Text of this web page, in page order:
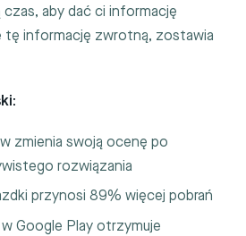
aby dać ci informację
tę informację zwrotną, zostawia
zmienia swoją ocenę po
rozwiązania
przynosi 89% więcej pobrań
Google Play otrzymuje